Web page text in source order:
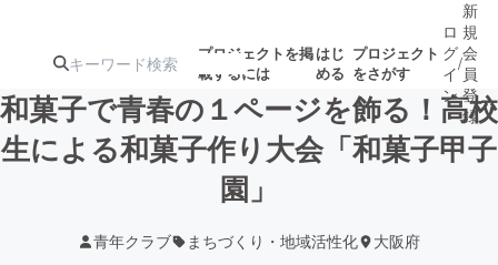
プロジェクトを掲
載するには
はじ
める
プロジェクト
をさがす
注目の新着プロ
ロ
グ
イ
ン
/
新
規
会
員
登
録
和菓子で青春の１ページを飾る！高校
生による和菓子作り大会「和菓子甲子
園」
青年クラブ まちづくり・地域活性化 大阪府